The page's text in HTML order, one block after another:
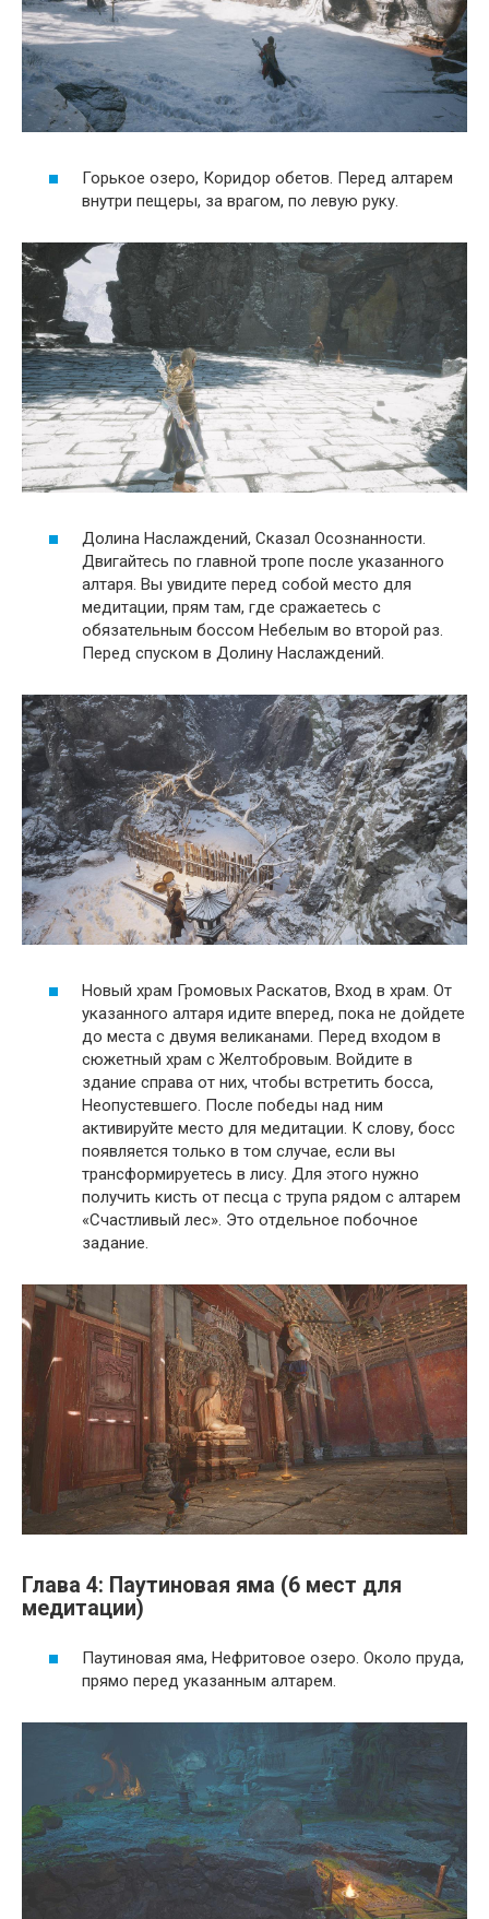
Горькое озеро, Коридор обетов. Перед алтарем
внутри пещеры, за врагом, по левую руку.
Долина Наслаждений, Сказал Осознанности.
Двигайтесь по главной тропе после указанного
алтаря. Вы увидите перед собой место для
медитации, прям там, где сражаетесь с
обязательным боссом Небелым во второй раз.
Перед спуском в Долину Наслаждений.
Новый храм Громовых Раскатов, Вход в храм. От
указанного алтаря идите вперед, пока не дойдете
до места с двумя великанами. Перед входом в
сюжетный храм с Желтобровым. Войдите в
здание справа от них, чтобы встретить босса,
Неопустевшего. После победы над ним
активируйте место для медитации. К слову, босс
появляется только в том случае, если вы
трансформируетесь в лису. Для этого нужно
получить кисть от песца с трупа рядом с алтарем
«Счастливый лес». Это отдельное побочное
задание.
Глава 4: Паутиновая яма (6 мест для
медитации)
Паутиновая яма, Нефритовое озеро. Около пруда,
прямо перед указанным алтарем.